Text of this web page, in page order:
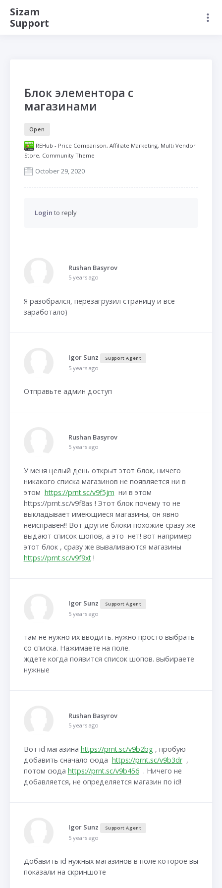
Sizam
Support
Блок элементора с
магазинами
Open
REHub - Price Comparison, Affiliate Marketing, Multi Vendor
Store, Community Theme
October 29, 2020
Login to reply
Rushan Basyrov
5 years ago
Я разобрался, перезагрузил страницу и все
заработало)
Igor Sunz Support Agent
5 years ago
Отправьте админ доступ
Rushan Basyrov
5 years ago
У меня целый день открыт этот блок, ничего
никакого списка магазинов не появляется ни в
этом https://prnt.sc/v9f5jm ни в этом
https://prnt.sc/v9f8as ! Этот блок почему то не
выкладывает имеющиеся магазины, он явно
неисправен!! Вот другие блоки похожие сразу же
выдают список шопов, а это нет! вот например
этот блок , сразу же вываливаются магазины
https://prnt.sc/v9f9xt!
Igor Sunz Support Agent
5 years ago
там не нужно их вводить. нужно просто выбрать
со списка. Нажимаете на поле.
ждете когда появится список шопов. выбираете
нужные
Rushan Basyrov
5 years ago
Вот id магазина https://prnt.sc/v9b2bg , пробую
добавить сначало сюда https://prnt.sc/v9b3dr,
потом сюда https://prnt.sc/v9b456. Ничего не
добавляется, не определяется магазин по id!
Igor Sunz Support Agent
5 years ago
Добавить id нужных магазинов в поле которое вы
показали на скриншоте